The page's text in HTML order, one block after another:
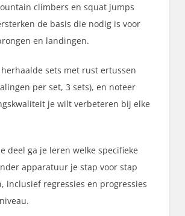
climbers en squat jumps
de basis die nodig is voor
en landingen.
sets met rust ertussen
per set, 3 sets), en noteer
je wilt verbeteren bij elke
deel ga je leren welke specifieke
apparatuur je stap voor stap
inclusief regressies en progressies